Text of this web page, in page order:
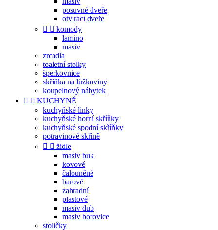
posuvné dveře
otvírací dveře
  komody
lamino
masiv
zrcadla
toaletní stolky
šperkovnice
skříňka na lůžkoviny
koupelnový nábytek
  KUCHYNĚ
kuchyňské linky
kuchyňské horní skříňky
kuchyňské spodní skříňky
potravinové skříně
  židle
masiv buk
kovové
čalouněné
barové
zahradní
plastové
masiv dub
masiv borovice
stoličky